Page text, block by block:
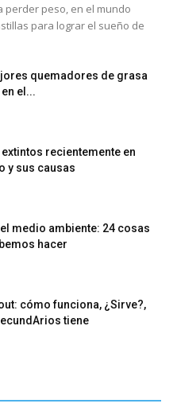
perder peso, en el mundo
para lograr el sueño de
quemadores de grasa
el...
recientemente en
y sus causas
medio ambiente: 24 cosas
hacer
cómo funciona, ¿Sirve?,
tiene